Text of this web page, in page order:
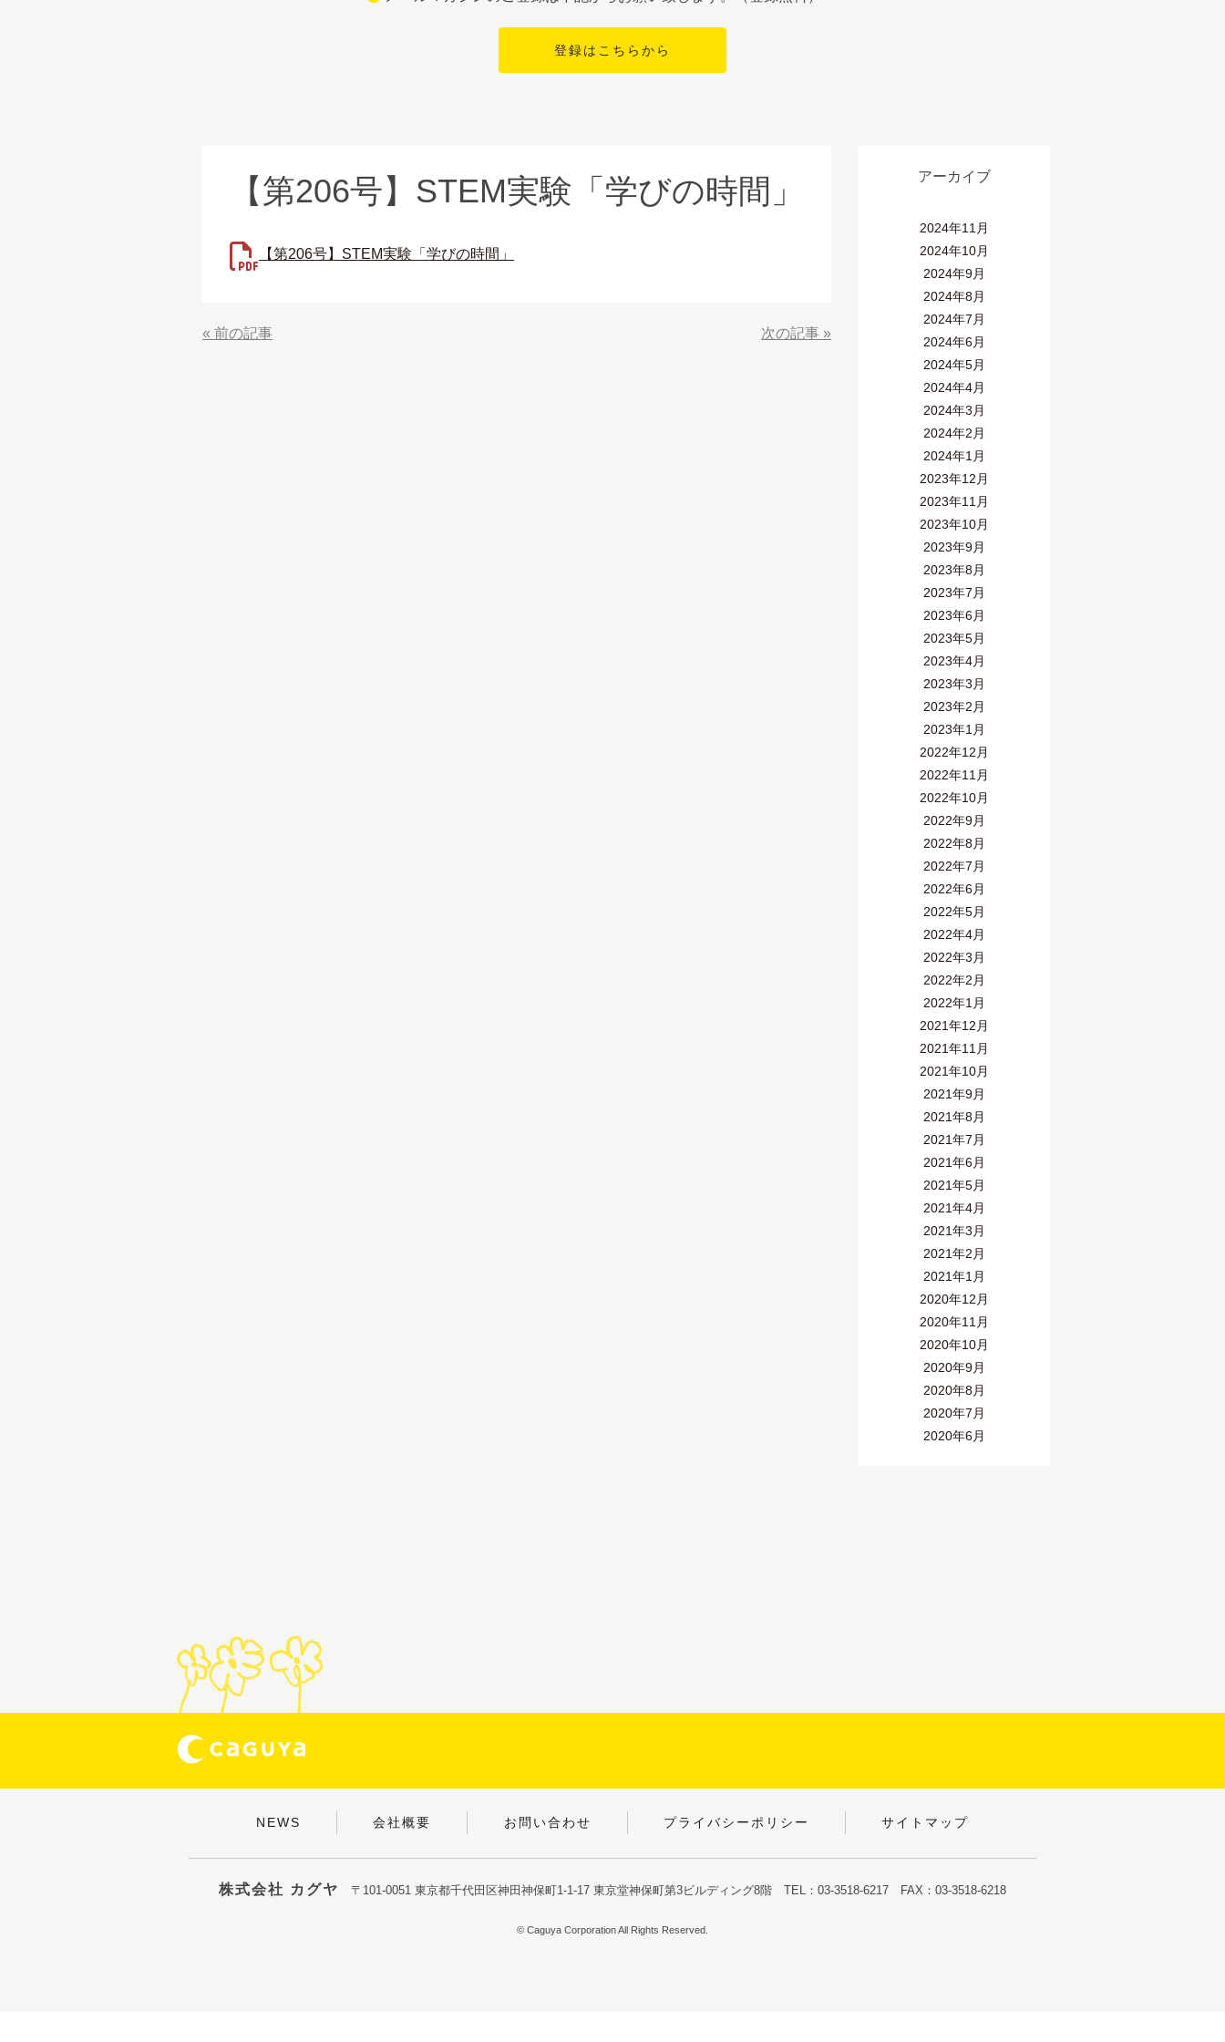
【第206号】STEM実験「学びの時間」
【第206号】STEM実験「学びの時間」
« 前の記事 次の記事 »
アーカイブ
2024年11月
2024年10月
2024年9月
2024年8月
2024年7月
2024年6月
2024年5月
2024年4月
2024年3月
2024年2月
2024年1月
2023年12月
2023年11月
2023年10月
2023年9月
2023年8月
2023年7月
2023年6月
2023年5月
2023年4月
2023年3月
2023年2月
2023年1月
2022年12月
2022年11月
2022年10月
2022年9月
2022年8月
2022年7月
2022年6月
2022年5月
2022年4月
2022年3月
2022年2月
2022年1月
2021年12月
2021年11月
2021年10月
2021年9月
2021年8月
2021年7月
2021年6月
2021年5月
2021年4月
2021年3月
2021年2月
2021年1月
2020年12月
2020年11月
2020年10月
2020年9月
2020年8月
2020年7月
2020年6月
NEWS 会社概要 お問い合わせ プライバシーポリシー サイトマップ
株式会社 カグヤ 〒101-0051 東京都千代田区神田神保町1-1-17 東京堂神保町第3ビルディング8階 TEL：03-3518-6217 FAX：03-3518-6218
© Caguya Corporation All Rights Reserved.